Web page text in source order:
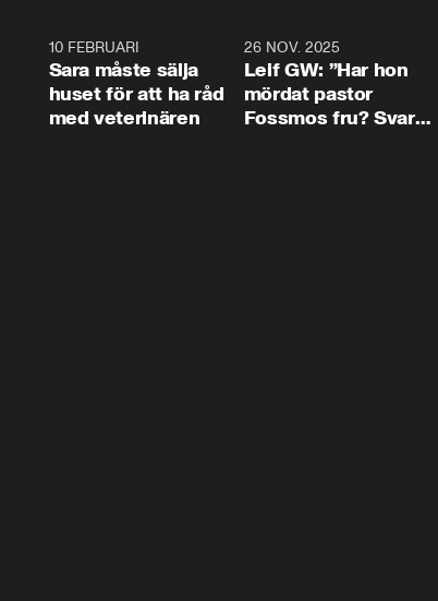
10 FEBRUARI
Sara måste sälja
huset för att ha råd
med veterinären
26 NOV. 2025
Leif GW: ”Har hon
mördat pastor
Fossmos fru? Svar